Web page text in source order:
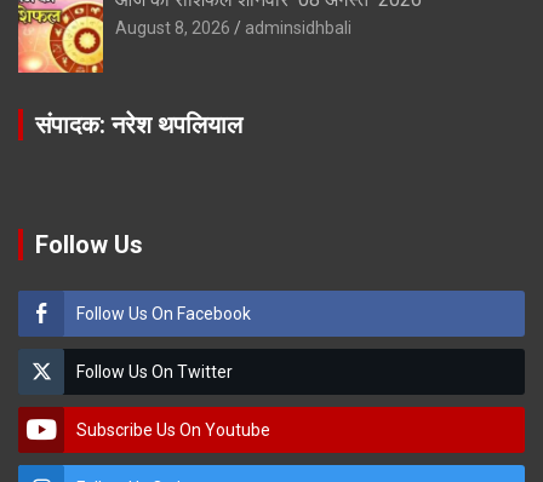
August 8, 2026 adminsidhbali
संपादक: नरेश थपलियाल
Follow Us
Follow Us On Facebook
Follow Us On Twitter
Subscribe Us On Youtube